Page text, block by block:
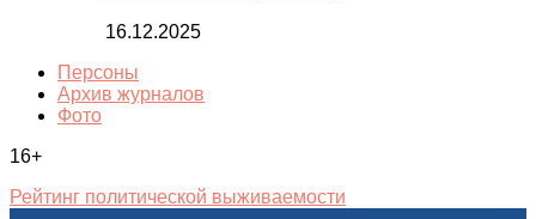
16.12.2025
Персоны
Архив журналов
Фото
16+
Рейтинг политической выживаемости